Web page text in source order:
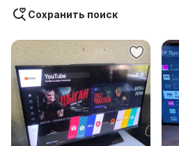
Сохранить поиск